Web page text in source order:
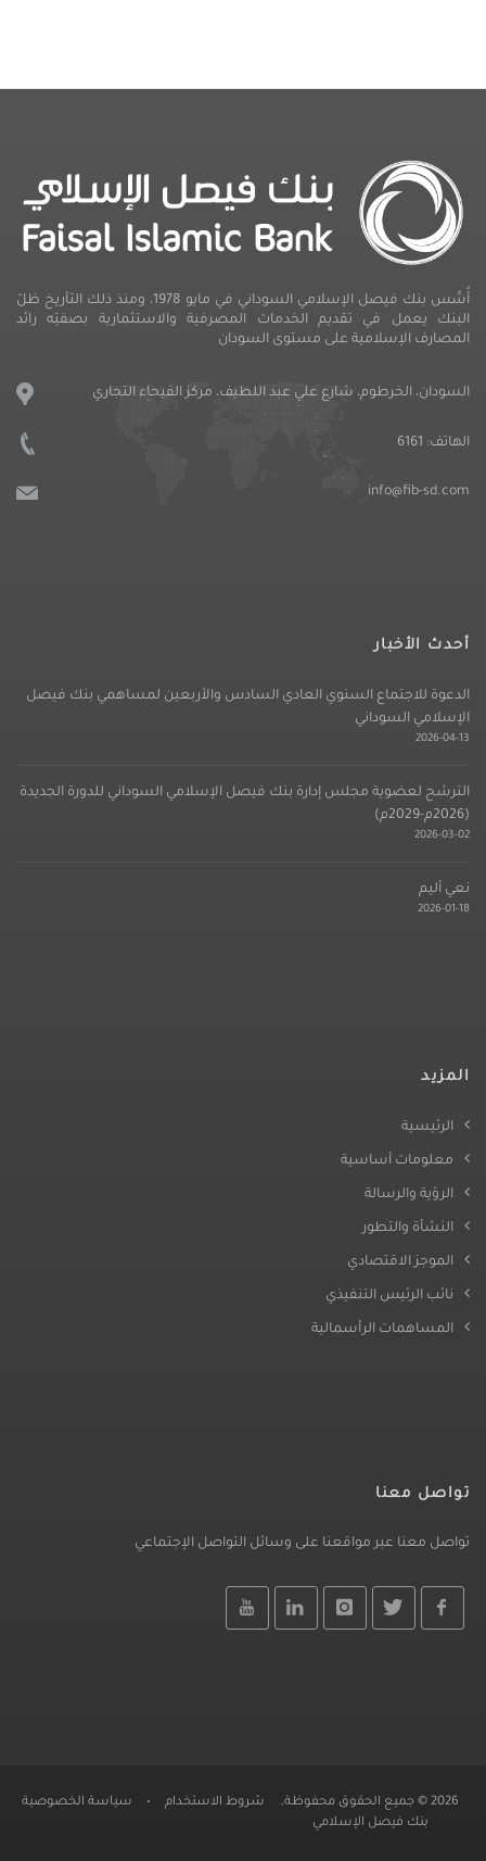
أُسِّس بنك فيصل الإسلامي السوداني في مايو 1978، ومنذ ذلك التأريخ ظلّ
البنك يعمل في تقديم الخدمات المصرفية والاستثمارية بصفتِه رائد
المصارف الإسلامية على مستوى السودان
السودان، الخرطوم، شارع علي عبد اللطيف، مركز الفيحاء التجاري
الهاتف: 6161
info@fib-sd.com
أحدث الأخبار
الدعوة للاجتماع السنوي العادي السادس والأربعين لمساهمي بنك فيصل
الإسلامي السوداني
2026-04-13
الترشح لعضوية مجلس إدارة بنك فيصل الإسلامي السوداني للدورة الجديدة
(2026م-2029م)
2026-03-02
نعي أليم
2026-01-18
المزيد
الرئيسية
معلومات أساسية
الرؤية والرسالة
النشأة والتطور
الموجز الاقتصادي
نائب الرئيس التنفيذي
المساهمات الرأسمالية
تواصل معنا
تواصل معنا عبر مواقعنا على وسائل التواصل الإجتماعي
شروط الاستخدام • سياسة الخصوصية
2026 © جميع الحقوق محفوظة,
بنك فيصل الإسلامي